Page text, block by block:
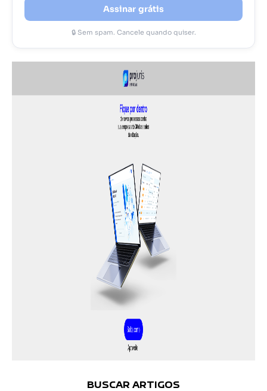
Assinar grátis
🔒 Sem spam. Cancele quando quiser.
BUSCAR ARTIGOS